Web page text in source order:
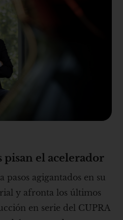
el acelerador
pasos agigantados en su
y afronta los últimos
en serie del CUPRA